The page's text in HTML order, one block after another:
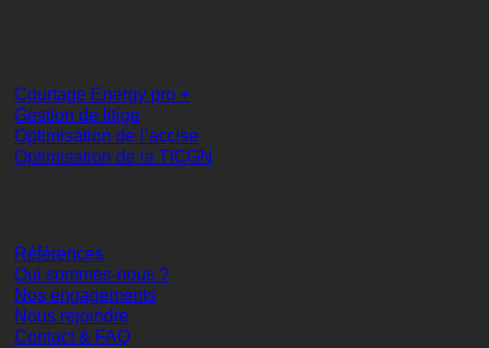
Courtage Energy pro +
Gestion de litige
Optimisation de l’accise
Optimisation de la TICGN
Références
Qui sommes-nous ?
Nos engagements
Nous rejoindre
Contact & FAQ